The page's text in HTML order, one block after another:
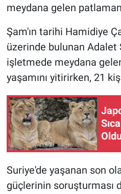
meydana gelen
Şam'ın tarihi Hamidiye
üzerinde bulunan Adalet
işletmede meydana
yaşamını yitirirken, 21
Suriye'de yaşanan son
güçlerinin soruşturması